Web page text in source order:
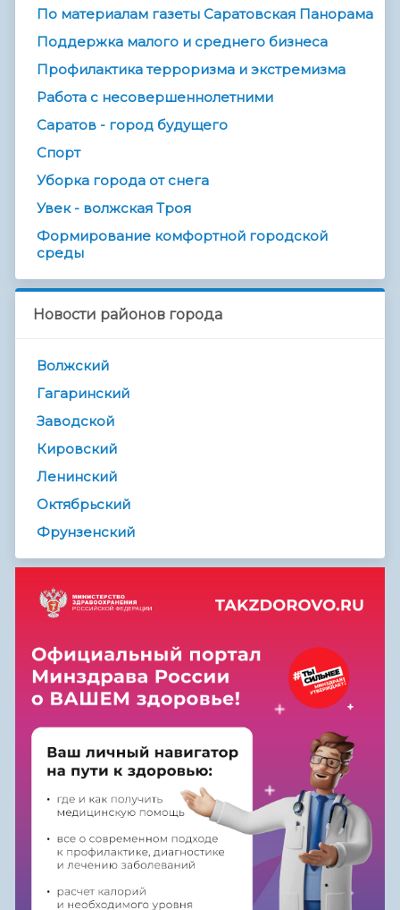
По материалам газеты Саратовская Панорама
Поддержка малого и среднего бизнеса
Профилактика терроризма и экстремизма
Работа с несовершеннолетними
Саратов - город будущего
Спорт
Уборка города от снега
Увек - волжская Троя
Формирование комфортной городской
среды
Новости районов города
Волжский
Гагаринский
Заводской
Кировский
Ленинский
Октябрьский
Фрунзенский